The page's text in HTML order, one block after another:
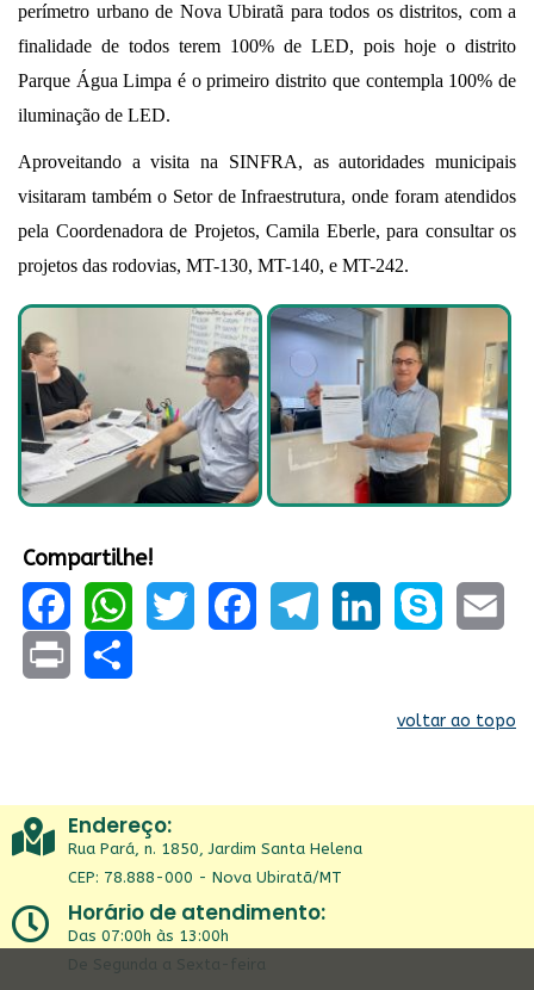
perímetro urbano de Nova Ubiratã para todos os distritos, com a
finalidade de todos terem 100% de LED, pois hoje o distrito
Parque Água Limpa é o primeiro distrito que contempla 100% de
iluminação de LED.
Aproveitando a visita na SINFRA, as autoridades municipais
visitaram também o Setor de Infraestrutura, onde foram atendidos
pela Coordenadora de Projetos, Camila Eberle, para consultar os
projetos das rodovias, MT-130, MT-140, e MT-242.
Compartilhe!
FacebookWhatsApp
voltar ao topo
Endereço:
Rua Pará, n. 1850, Jardim Santa Helena
CEP: 78.888-000 - Nova Ubiratã/MT
Horário de atendimento:
Das 07:00h às 13:00h
De Segunda a Sexta-feira